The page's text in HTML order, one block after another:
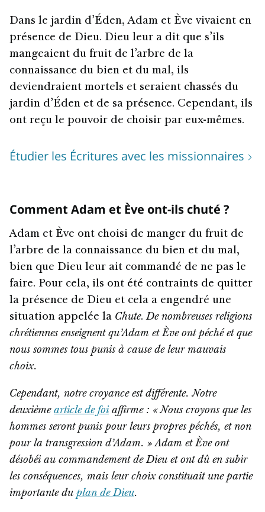
Dans le jardin d’Éden, Adam et Ève vivaient en
présence de Dieu. Dieu leur a dit que s’ils
mangeaient du fruit de l’arbre de la
connaissance du bien et du mal, ils
deviendraient mortels et seraient chassés du
jardin d’Éden et de sa présence. Cependant, ils
ont reçu le pouvoir de choisir par eux-mêmes.
Étudier les Écritures avec les missionnaires
Comment Adam et Ève ont-ils chuté ?
Adam et Ève ont choisi de manger du fruit de
l’arbre de la connaissance du bien et du mal,
bien que Dieu leur ait commandé de ne pas le
faire. Pour cela, ils ont été contraints de quitter
la présence de Dieu et cela a engendré une
situation appelée la Chute.De nombreuses religions
chrétiennes enseignent qu’Adam et Ève ont péché et que
nous sommes tous punis à cause de leur mauvais
choix.
Cependant, notre croyance est différente. Notre
deuxième article de foi affirme : « Nous croyons que les
hommes seront punis pour leurs propres péchés, et non
pour la transgression d’Adam. » Adam et Ève ont
désobéi au commandement de Dieu et ont dû en subir
les conséquences, mais leur choix constituait une partie
importante du plan de Dieu.